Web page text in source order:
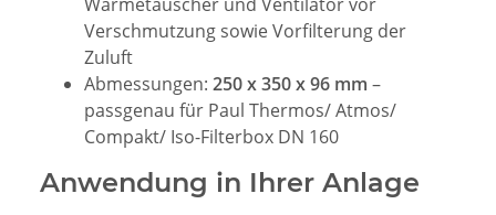
Verschmutzung sowie Vorfilterung der
Zuluft
Abmessungen: 250 x 350 x 96 mm –
passgenau für Paul Thermos/ Atmos/
Compakt/ Iso-Filterbox DN 160
Anwendung in Ihrer Anlage